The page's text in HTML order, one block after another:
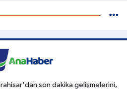
son dakika gelişmelerini,